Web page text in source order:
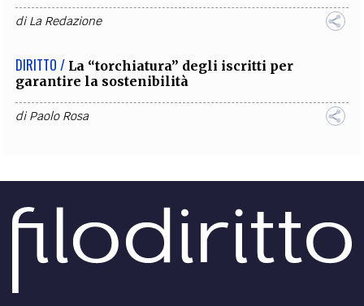
diLa Redazione
DIRITTO / La “torchiatura” degli iscritti per
garantire la sostenibilità
diPaolo Rosa